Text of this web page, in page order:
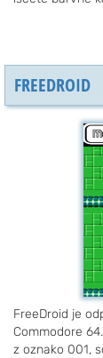
FREEDROID
FreeDroid je
Commodore
z oznako 001,